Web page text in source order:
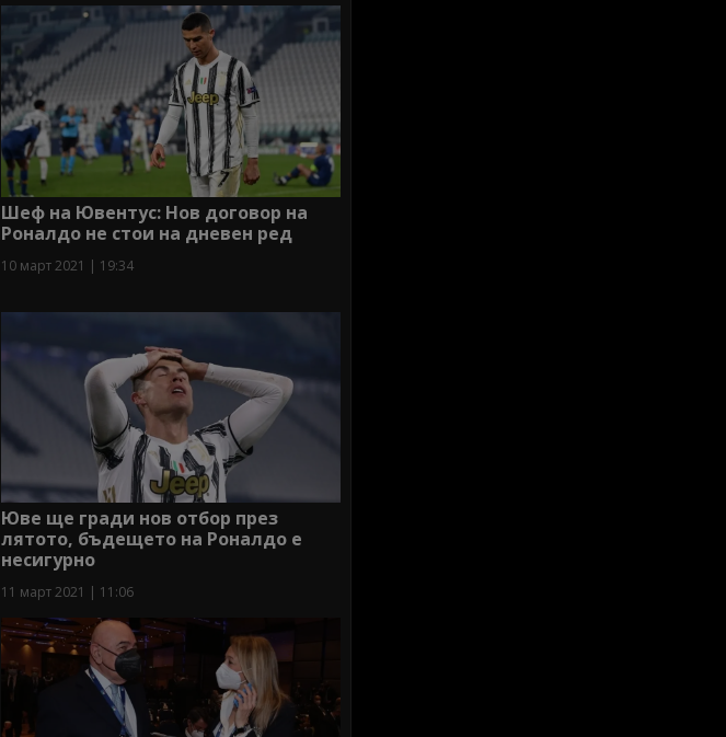
Шеф на Ювентус: Нов договор на
Роналдо не стои на дневен ред
10 март 2021 | 19:34
Юве ще гради нов отбор през
лятото, бъдещето на Роналдо е
несигурно
11 март 2021 | 11:06